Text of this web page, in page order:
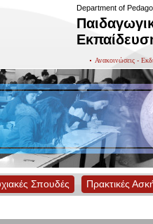
Department of
Ανακοινώσεις -
Σπουδές Πρακτικές